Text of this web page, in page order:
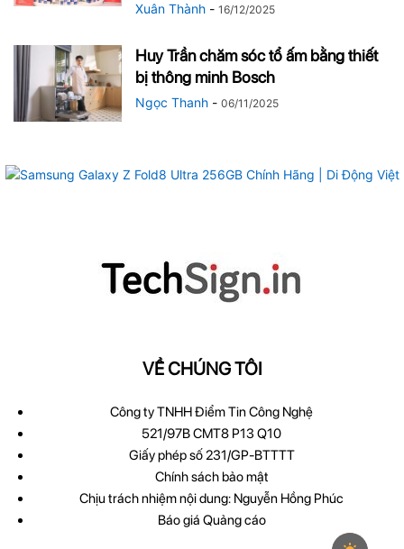
Xuân Thành - 16/12/2025
Huy Trần chăm sóc tổ ấm bằng thiết
bị thông minh Bosch
Ngọc Thanh - 06/11/2025
VỀ CHÚNG TÔI
Công ty TNHH Điểm Tin Công Nghệ
521/97B CMT8 P13 Q10
Giấy phép số 231/GP-BTTTT
Chính sách bảo mật
Chịu trách nhiệm nội dung: Nguyễn Hồng Phúc
Báo giá Quảng cáo